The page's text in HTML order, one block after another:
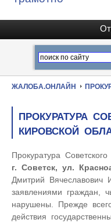
ЖАЛОБА.ОНЛАЙН
ПРОКУРАТУРА
КИРОВСКОЙ
Прокуратура
г. Советск, ул.
Дмитрий Вячеславович
заявлениями граждан,
нарушены. Прежде
действия